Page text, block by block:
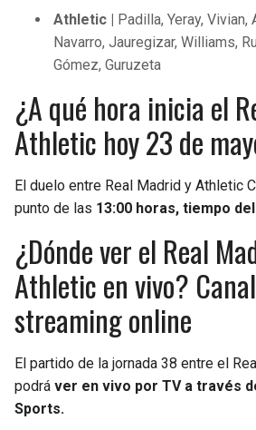
Athletic |
Padilla, Yeray, Vivian,
Navarro, Jauregizar, Williams,
Gómez, Guruzeta
¿A qué hora inicia el
Athletic hoy 23 de
El duelo entre Real Madrid y Athletic
punto de las 13:00 horas, tiempo
¿Dónde ver el Real
Athletic en vivo?
streaming online
El partido de la jornada 38 entre el
podrá ver en vivo por TV a través
Sports.